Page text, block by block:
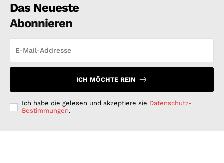
Das Neueste
Abonnieren
ICH MÖCHTE REIN
Ich habe die gelesen und akzeptiere sie Datenschutz-
Bestimmungen.